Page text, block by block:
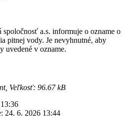
spoločnosť a.s. informuje o ozname o
pitnej vody. Je nevyhnutné, aby
uvedené v ozname.
Veľkosť: 96.67 kB
24. 6. 2026 13:44